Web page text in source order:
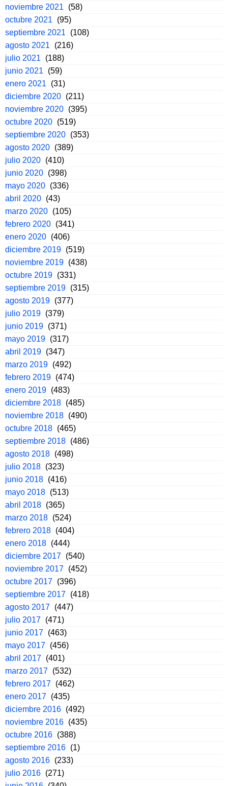
noviembre 2021
(58)
octubre 2021
(95)
septiembre 2021
(108)
agosto 2021
(216)
julio 2021
(188)
junio 2021
(59)
enero 2021
(31)
diciembre 2020 (211)
noviembre 2020 (395)
octubre 2020 (519)
septiembre 2020 (353)
agosto 2020 (389)
julio 2020 (410)
junio 2020 (398)
mayo 2020 (336)
abril 2020 (43)
marzo 2020 (105)
febrero 2020 (341)
enero 2020 (406)
diciembre 2019 (519)
noviembre 2019 (438)
octubre 2019 (331)
septiembre 2019 (315)
agosto 2019 (377)
julio 2019 (379)
junio 2019 (371)
mayo 2019 (317)
abril 2019 (347)
marzo 2019 (492)
febrero 2019 (474)
enero 2019 (483)
diciembre 2018 (485)
noviembre 2018 (490)
octubre 2018 (465)
septiembre 2018 (486)
agosto 2018 (498)
julio 2018 (323)
junio 2018 (416)
mayo 2018 (513)
abril 2018 (365)
marzo 2018 (524)
febrero 2018 (404)
enero 2018 (444)
diciembre 2017 (540)
noviembre 2017 (452)
octubre 2017 (396)
septiembre 2017 (418)
agosto 2017 (447)
julio 2017 (471)
junio 2017 (463)
mayo 2017 (456)
abril 2017 (401)
marzo 2017 (532)
febrero 2017 (462)
enero 2017 (435)
diciembre 2016 (492)
noviembre 2016 (435)
octubre 2016 (388)
septiembre 2016 (1)
agosto 2016 (233)
julio 2016 (271)